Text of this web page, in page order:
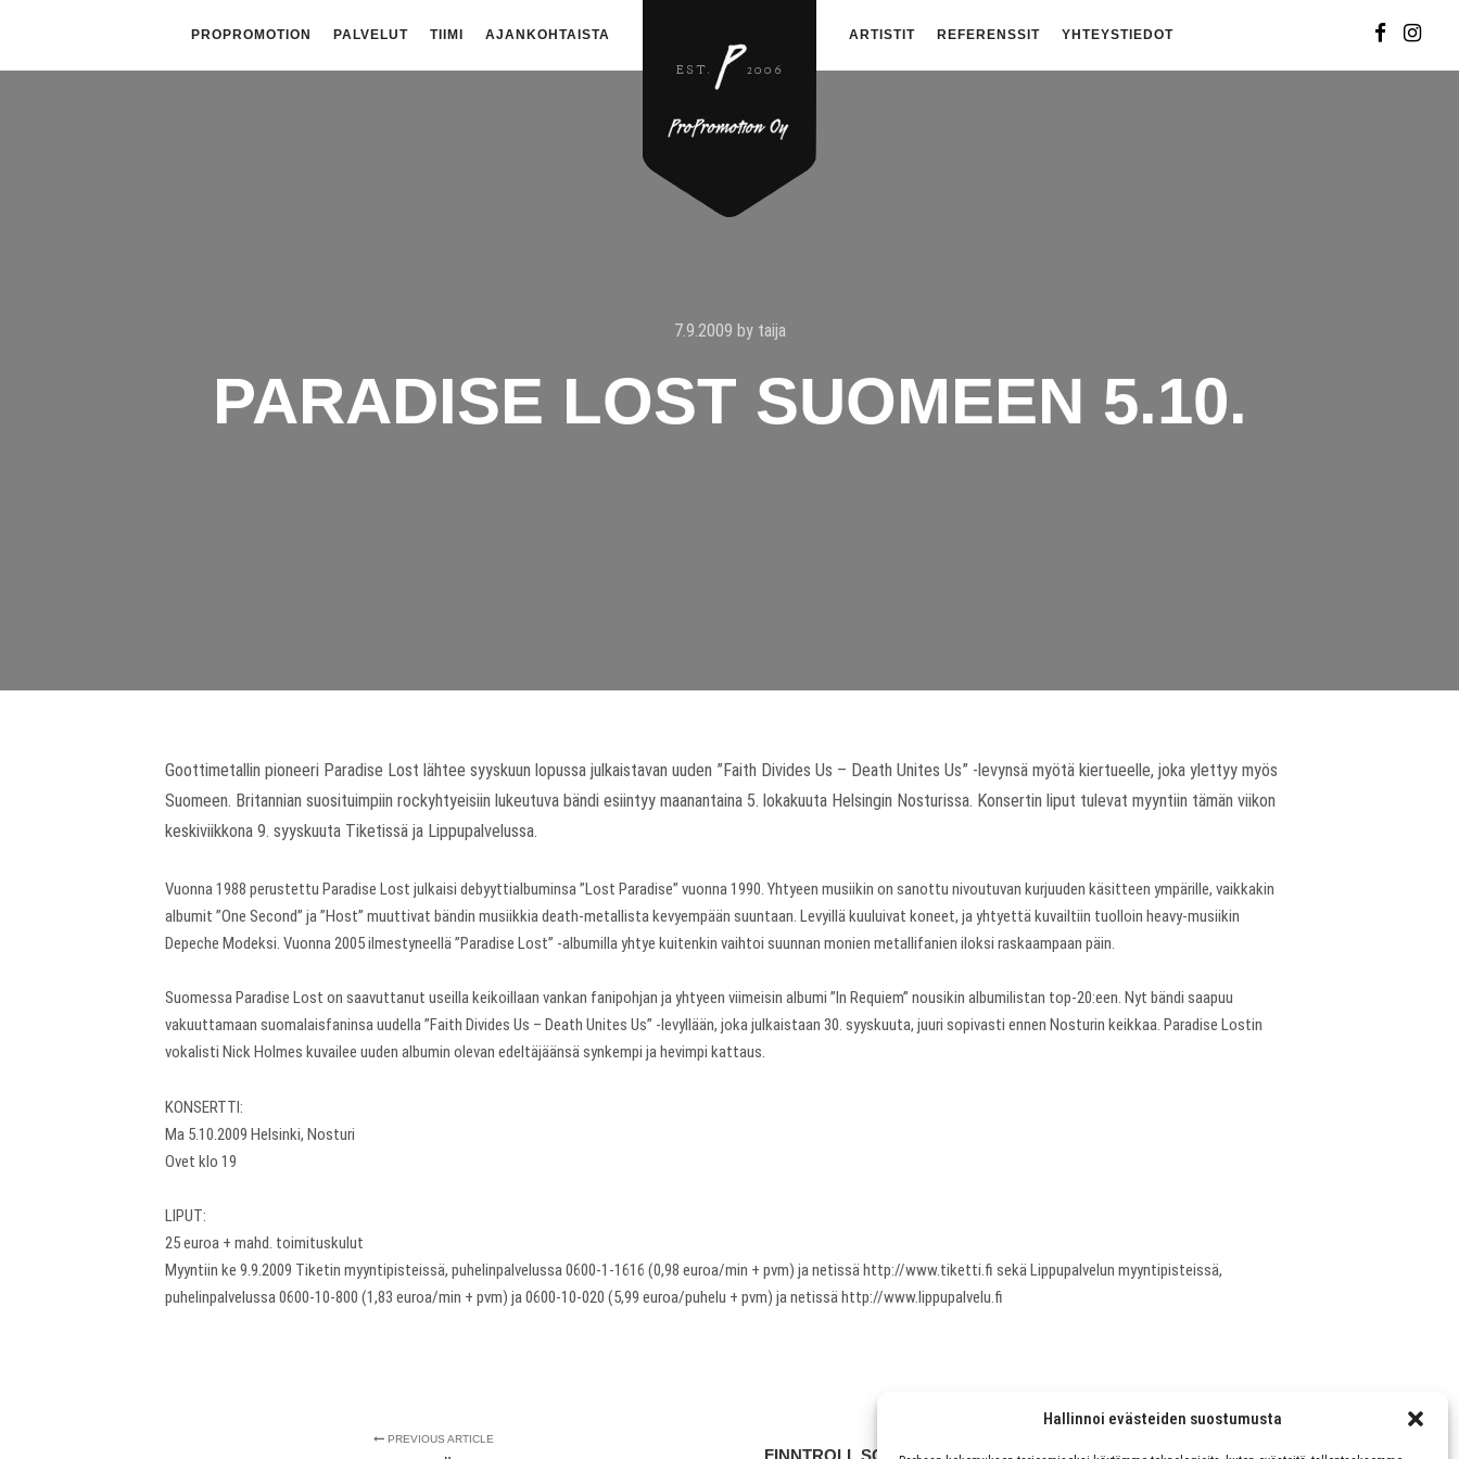
Hallinnoi evästeiden suostumusta
PROPROMOTION PALVELUT TIIMI AJANKOHTAISTA ARTISTIT REFERENSSIT YHTEYSTIEDOT
7.9.2009 by taija
PARADISE LOST SUOMEEN 5.10.
Goottimetallin pioneeri Paradise Lost lähtee syyskuun lopussa julkaistavan uuden ”Faith Divides Us – Death Unites Us” -levynsä myötä kiertueelle, joka ylettyy myös
Suomeen. Britannian suosituimpiin rockyhtyeisiin lukeutuva bändi esiintyy maanantaina 5. lokakuuta Helsingin Nosturissa. Konsertin liput tulevat myyntiin tämän viikon
keskiviikkona 9. syyskuuta Tiketissä ja Lippupalvelussa.
Vuonna 1988 perustettu Paradise Lost julkaisi debyyttialbuminsa ”Lost Paradise” vuonna 1990. Yhtyeen musiikin on sanottu nivoutuvan kurjuuden käsitteen ympärille, vaikkakin
albumit ”One Second” ja ”Host” muuttivat bändin musiikkia death-metallista kevyempään suuntaan. Levyillä kuuluivat koneet, ja yhtyettä kuvailtiin tuolloin heavy-musiikin
Depeche Modeksi. Vuonna 2005 ilmestyneellä ”Paradise Lost” -albumilla yhtye kuitenkin vaihtoi suunnan monien metallifanien iloksi raskaampaan päin.
Suomessa Paradise Lost on saavuttanut useilla keikoillaan vankan fanipohjan ja yhtyeen viimeisin albumi ”In Requiem” nousikin albumilistan top-20:een. Nyt bändi saapuu
vakuuttamaan suomalaisfaninsa uudella ”Faith Divides Us – Death Unites Us” -levyllään, joka julkaistaan 30. syyskuuta, juuri sopivasti ennen Nosturin keikkaa. Paradise Lostin
vokalisti Nick Holmes kuvailee uuden albumin olevan edeltäjäänsä synkempi ja hevimpi kattaus.
KONSERTTI:
Ma 5.10.2009 Helsinki, Nosturi
Ovet klo 19
LIPUT:
25 euroa + mahd. toimituskulut
Myyntiin ke 9.9.2009 Tiketin myyntipisteissä, puhelinpalvelussa 0600-1-1616 (0,98 euroa/min + pvm) ja netissä http://www.tiketti.fi sekä Lippupalvelun myyntipisteissä,
puhelinpalvelussa 0600-10-800 (1,83 euroa/min + pvm) ja 0600-10-020 (5,99 euroa/puhelu + pvm) ja netissä http://www.lippupalvelu.fi
PREVIOUS ARTICLE
NEXT ARTICLE
FINNTROLL SOLMI MAAILMANLAAJUISEN LEVYTYSSOPIMUKSEN